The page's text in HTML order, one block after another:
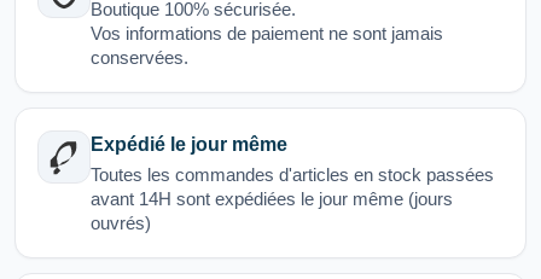
Boutique 100% sécurisée.
Vos informations de paiement ne sont jamais
conservées.
Expédié le jour même
Toutes les commandes d'articles en stock passées
avant 14H sont expédiées le jour même (jours
ouvrés)